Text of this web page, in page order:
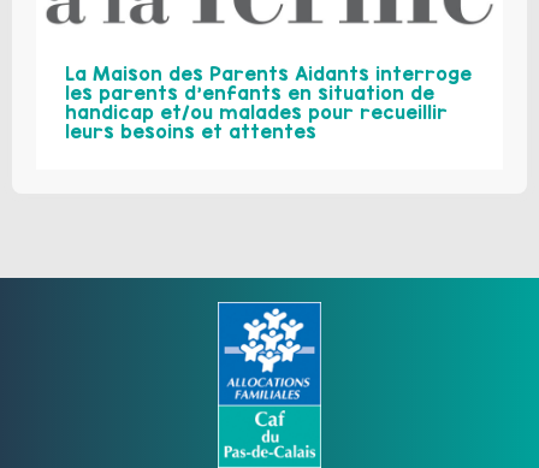
La Maison des Parents Aidants interroge
les parents d’enfants en situation de
handicap et/ou malades pour recueillir
leurs besoins et attentes